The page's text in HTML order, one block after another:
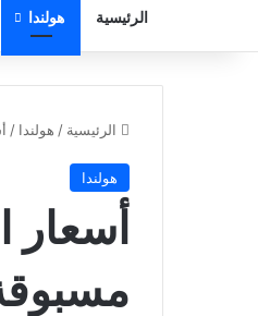
الرئيسية هولندا
الرئيسية / هولندا /
هولندا
أسعار